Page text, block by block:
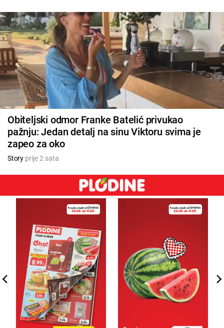
Obiteljski odmor Franke Batelić privukao
pažnju: Jedan detalj na sinu Viktoru svima je
zapeo za oko
Story prije 2 sata